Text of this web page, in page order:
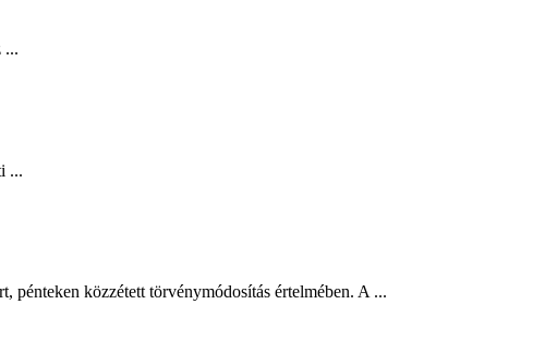
...
...
pénteken közzétett törvénymódosítás értelmében. A ...